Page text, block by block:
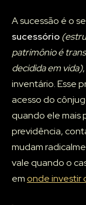
A sucessão é o
sucessório
patrimônio é
decidida em vida)
inventário. Esse
acesso do
quando ele mais
previdência,
mudam
vale quando o
emonde investir